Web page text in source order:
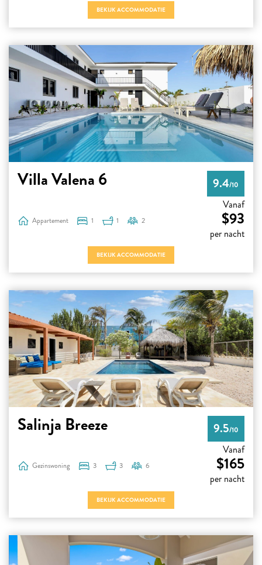
BEKIJK ACCOMMODATIE
Villa Valena 6 9.4/10
Appartement 1 1 2
Vanaf
$93
per nacht
BEKIJK ACCOMMODATIE
Salinja Breeze 9.5/10
Gezinswoning 3 3 6
Vanaf
$165
per nacht
BEKIJK ACCOMMODATIE